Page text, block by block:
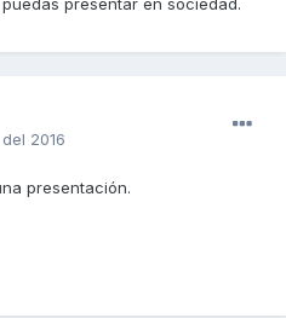
presentar en sociedad.
2016
presentación.